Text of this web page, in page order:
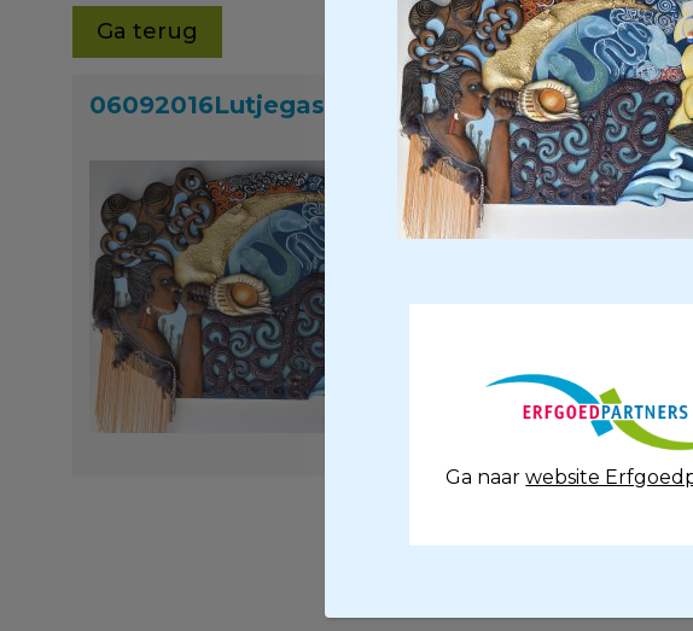
Ga terug
06092016Lutjegast20
Ga naarwebsite